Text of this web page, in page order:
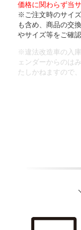
価格に関わらず当
※ご注文時のサイ
も含め、商品の交
やサイズ等をご確
※違法改造車の入
ェンダーからのは
たしかねますので